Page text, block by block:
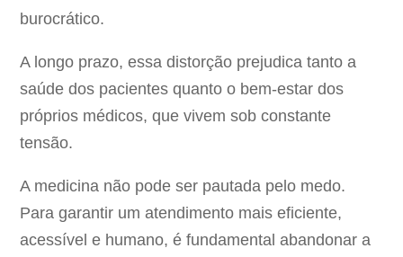
burocrático.
A longo prazo, essa distorção prejudica tanto a
saúde dos pacientes quanto o bem-estar dos
próprios médicos, que vivem sob constante
tensão.
A medicina não pode ser pautada pelo medo.
Para garantir um atendimento mais eficiente,
acessível e humano, é fundamental abandonar a